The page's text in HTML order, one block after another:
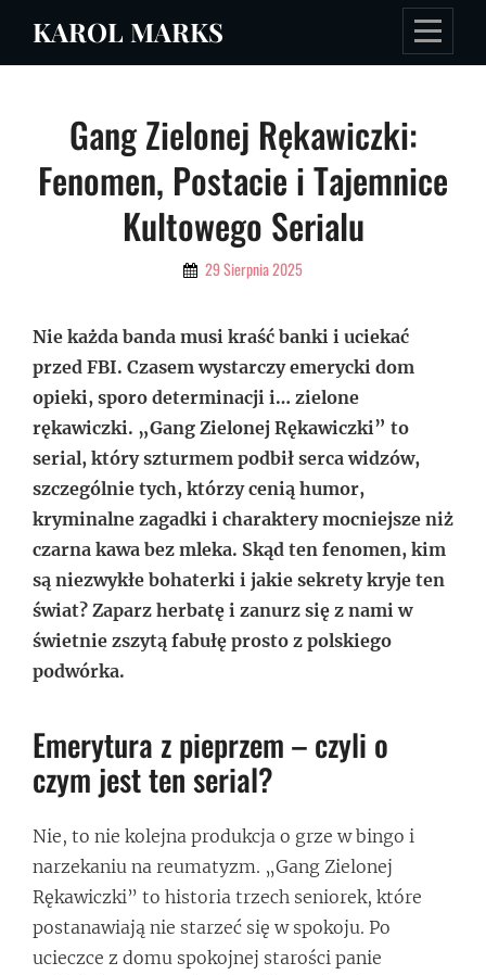
KAROL MARKS
Gang Zielonej Rękawiczki:
Fenomen, Postacie i Tajemnice
Kultowego Serialu
By 29 Sierpnia 2025
Nie każda banda musi kraść banki i uciekać
przed FBI. Czasem wystarczy emerycki dom
opieki, sporo determinacji i… zielone
rękawiczki. „Gang Zielonej Rękawiczki” to
serial, który szturmem podbił serca widzów,
szczególnie tych, którzy cenią humor,
kryminalne zagadki i charaktery mocniejsze niż
czarna kawa bez mleka. Skąd ten fenomen, kim
są niezwykłe bohaterki i jakie sekrety kryje ten
świat? Zaparz herbatę i zanurz się z nami w
świetnie zszytą fabułę prosto z polskiego
podwórka.
Emerytura z pieprzem – czyli o
czym jest ten serial?
Nie, to nie kolejna produkcja o grze w bingo i
narzekaniu na reumatyzm. „Gang Zielonej
Rękawiczki” to historia trzech seniorek, które
postanawiają nie starzeć się w spokoju. Po
ucieczce z domu spokojnej starości panie
Nawigacja
wpisu